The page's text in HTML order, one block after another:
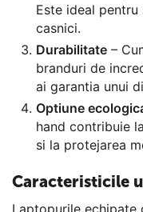
Este ideal
casnici.
Durabilitate –
branduri de
ai garantia unui
Optiune
hand contribuie
si la protejarea
Caracteristicile
Laptopurile echipate